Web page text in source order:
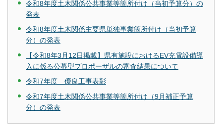
令和8年度土木関係公共事業等箇所付け（当初予算分）の
発表
令和8年度土木関係主要県単独事業箇所付け（当初予算
分）の発表
【令和8年3月12日掲載】県有施設におけるEV充電設備導
入に係る公募型プロポーザルの審査結果について
令和7年度 優良工事表彰
令和7年度土木関係公共事業等箇所付け（9月補正予算
分）の発表